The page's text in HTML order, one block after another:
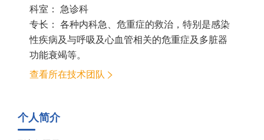
科室： 急诊科
专长： 各种内科急、危重症的救治，特别是感染
性疾病及与呼吸及心血管相关的危重症及多脏器
功能衰竭等。
查看所在技术团队
个人简介